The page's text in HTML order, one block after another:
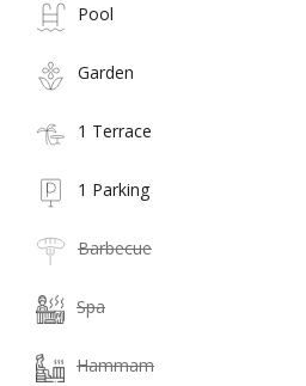
Pool
Garden
1 Terrace
1 Parking
Barbecue
Spa
Hammam